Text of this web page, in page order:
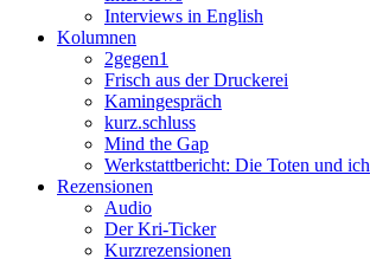
Interviews in English
Kolumnen
2gegen1
Frisch aus der Druckerei
Kamingespräch
kurz.schluss
Mind the Gap
Werkstattbericht: Die Toten und ich
Rezensionen
Audio
Der Kri-Ticker
Kurzrezensionen